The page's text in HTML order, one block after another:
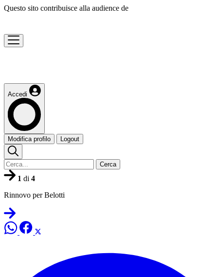
Questo sito contribuisce alla audience de
Accedi
Modifica profilo Logout
Cerca
1 di 4
Rinnovo per Belotti